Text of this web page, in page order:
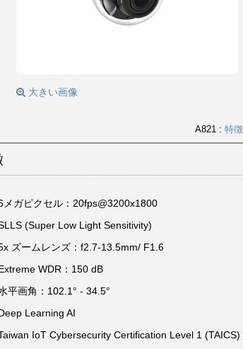
大きい画像
A821 : 特徴
メガピクセル：20fps@3200x1800
(Super Low Light Sensitivity)
ズームレンズ：f2.7-13.5mm/ F1.6
WDR：150 dB
平画角：102.1° - 34.5°
Learning AI
IoT Cybersecurity Certification Level 1 (TAICS)